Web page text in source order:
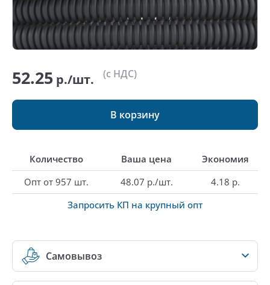
52.25 р./шт. (с НДС)
В корзину
Количество Ваша цена
Экономия
Опт от 957 шт.
48.07 р./шт.
4.18 р.
Запросить КП на крупный опт
Самовывоз